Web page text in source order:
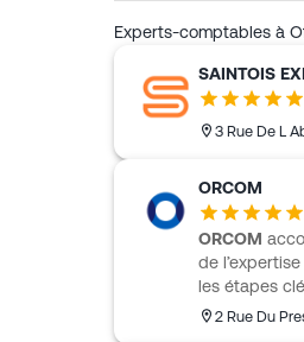
Experts-comptables à
SAINTOIS
3 Rue De L
ORCOM
ORCOM
de
les étapes
2 Rue Du